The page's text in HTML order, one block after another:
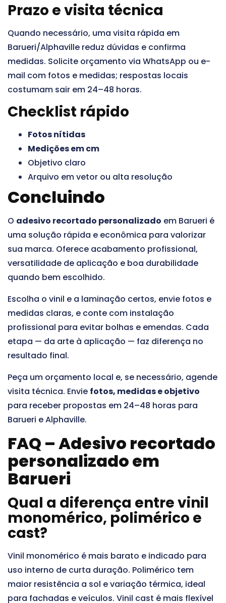
Prazo e visita técnica
Quando necessário, uma visita rápida em
Barueri/Alphaville reduz dúvidas e confirma
medidas. Solicite orçamento via WhatsApp ou e-
mail com fotos e medidas; respostas locais
costumam sair em 24–48 horas.
Checklist rápido
Fotos nítidas
Medições em cm
Objetivo claro
Arquivo em vetor ou alta resolução
Concluindo
O adesivo recortado personalizado em Barueri é
uma solução rápida e econômica para valorizar
sua marca. Oferece acabamento profissional,
versatilidade de aplicação e boa durabilidade
quando bem escolhido.
Escolha o vinil e a laminação certos, envie fotos e
medidas claras, e conte com instalação
profissional para evitar bolhas e emendas. Cada
etapa — da arte à aplicação — faz diferença no
resultado final.
Peça um orçamento local e, se necessário, agende
visita técnica. Envie fotos, medidas e objetivo
para receber propostas em 24–48 horas para
Barueri e Alphaville.
FAQ – Adesivo recortado
personalizado em
Barueri
Qual a diferença entre vinil
monomérico, polimérico e
cast?
Vinil monomérico é mais barato e indicado para
uso interno de curta duração. Polimérico tem
maior resistência a sol e variação térmica, ideal
para fachadas e veículos. Vinil cast é mais flexível